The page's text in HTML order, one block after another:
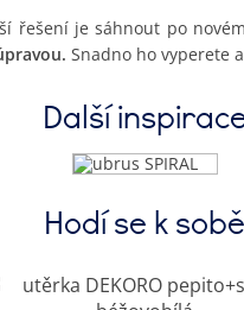
je sáhnout po
Snadno ho vyperete
Další
Hodí se k sobě